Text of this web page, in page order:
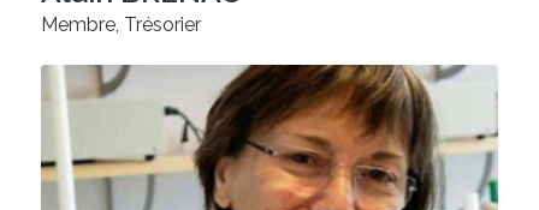
Membre, Trésorier